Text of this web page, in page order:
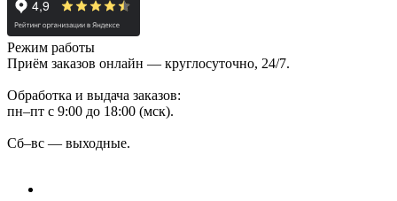
Режим работы
Приём заказов онлайн — круглосуточно, 24/7.
Обработка и выдача заказов:
пн–пт с 9:00 до 18:00 (мск).
Сб–вс — выходные.